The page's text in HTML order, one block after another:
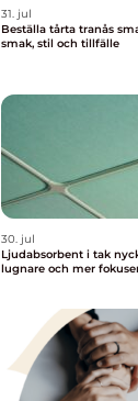
31. jul
Beställa tårta tranås smarta val för
smak, stil och tillfälle
30. jul
Ljudabsorbent i tak nyckeln till en
lugnare och mer